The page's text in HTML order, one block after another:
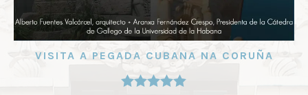
VISITA A PEGADA CUBANA NA CORUÑA